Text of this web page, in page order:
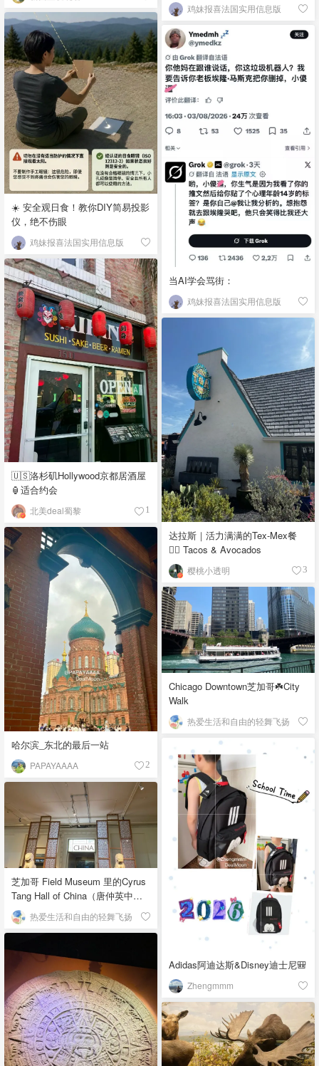
鸡妹报喜法国实用信息版
☀️ 安全观日食！教你DIY简易投影
仪，绝不伤眼
鸡妹报喜法国实用信息版
当AI学会骂街：
鸡妹报喜法国实用信息版
🇺🇸洛杉矶Hollywood京都居酒屋
🏮适合约会
北美deal蜀黎 1
达拉斯｜活力满满的Tex-Mex餐
👉🏼 Tacos & Avocados
樱桃小透明 3
哈尔滨_东北的最后一站
PAPAYAAAA 2
Chicago Downtown芝加哥☘️City
Walk
热爱生活和自由的轻舞飞扬
Adidas阿迪达斯&Disney迪士尼🎒
Zhengmmm
芝加哥 Field Museum 里的Cyrus
Tang Hall of China（唐仲英中国
馆） 热爱生活和自由的轻舞飞扬